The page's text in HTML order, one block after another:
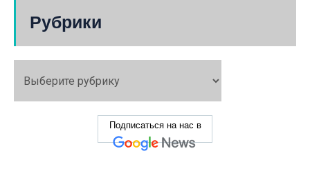
Рубрики
Подписаться на нас в